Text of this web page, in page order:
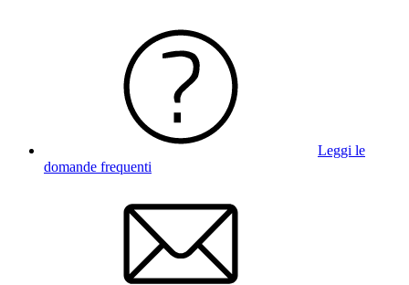
Leggi le
domande frequenti